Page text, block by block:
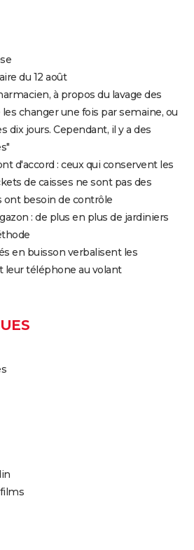
Cristo : le film avec Pierre Niney
vraie ?
casting, Oscars, photos,
le film avec Richard Gere et
au Festival de Cannes ?
du 12 août
à propos du lavage des
les changer une fois par semaine, ou
dix jours. Cependant, il y a des
d'accord : ceux qui conservent les
de caisses ne sont pas des
ont besoin de contrôle
: de plus en plus de jardiniers
en buisson verbalisent les
leur téléphone au volant